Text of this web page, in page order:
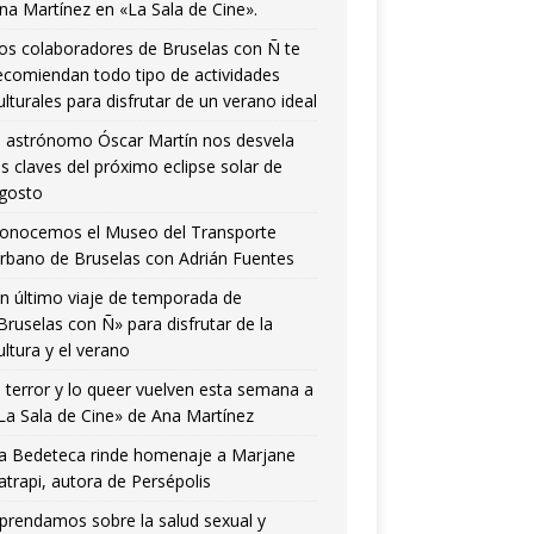
Martínez en «La Sala de Cine».
colaboradores de Bruselas con Ñ te
todo tipo de actividades
para disfrutar de un verano ideal
astrónomo Óscar Martín nos desvela
claves del próximo eclipse solar de
el Museo del Transporte
de Bruselas con Adrián Fuentes
último viaje de temporada de
con Ñ» para disfrutar de la
y el verano
terror y lo queer vuelven esta semana a
Sala de Cine» de Ana Martínez
Bedeteca rinde homenaje a Marjane
autora de Persépolis
sobre la salud sexual y